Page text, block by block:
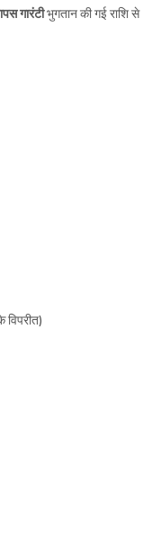
गारंटीभुगतान की गई राशि से